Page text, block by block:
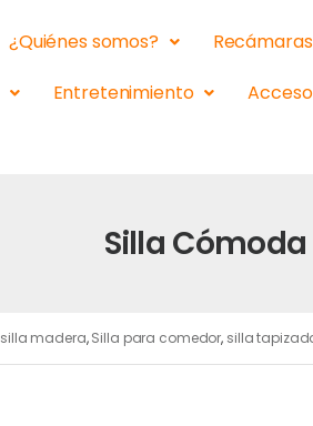
¿Quiénes somos? Recámaras
Entretenimiento
Silla
silla madera,Silla para comedor, silla